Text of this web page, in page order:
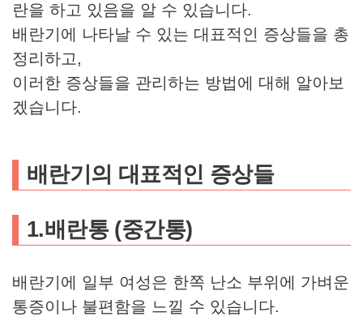
란을 하고 있음을 알 수 있습니다.
배란기에 나타날 수 있는 대표적인 증상들을 총
정리하고,
이러한 증상들을 관리하는 방법에 대해 알아보
겠습니다.
배란기의 대표적인 증상들
1.배란통 (중간통)
배란기에 일부 여성은 한쪽 난소 부위에 가벼운
통증이나 불편함을 느낄 수 있습니다.